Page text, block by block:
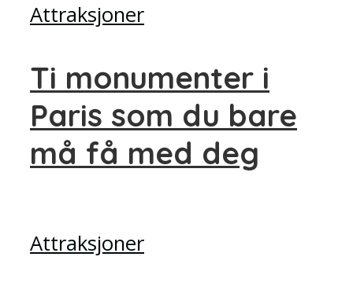
Attraksjoner
Ti monumenter i
Paris som du bare
må få med deg
Attraksjoner